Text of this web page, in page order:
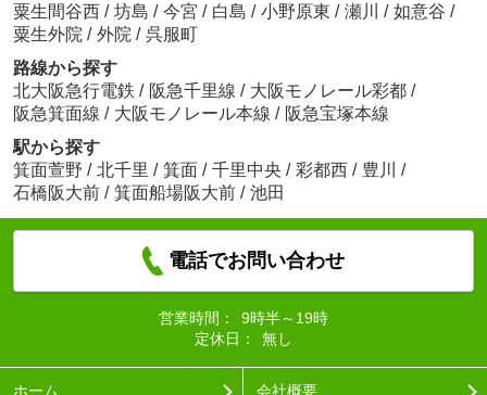
粟生間谷西 / 坊島 / 今宮 / 白島 / 小野原東 / 瀬川 / 如意谷 /
粟生外院 / 外院 / 呉服町
路線から探す
北大阪急行電鉄 / 阪急千里線 / 大阪モノレール彩都 /
阪急箕面線 / 大阪モノレール本線 / 阪急宝塚本線
駅から探す
箕面萱野 / 北千里 / 箕面 / 千里中央 / 彩都西 / 豊川
/
石橋阪大前 / 箕面船場阪大前 / 池田
電話でお問い合わせ
営業時間：
9時半～19時
定休日：
無し
ホーム 会社概要